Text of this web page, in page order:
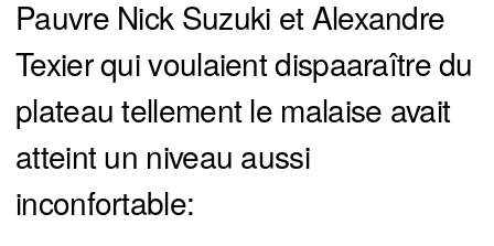
Pauvre Nick Suzuki et Alexandre
Texier qui voulaient dispaaraître du
plateau tellement le malaise avait
atteint un niveau aussi
inconfortable: